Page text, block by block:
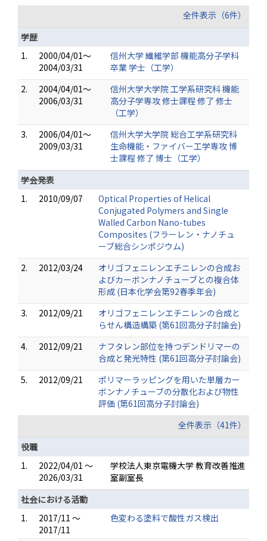
全件表示（6件）
学歴
1.
2000/04/01～
2004/03/31
信州大学 繊維学部 機能高分子学科
卒業 学士（工学）
2.
2004/04/01～
2006/03/31
信州大学大学院 工学系研究科 機能
高分子学専攻 修士課程 修了 修士
（工学）
3.
2006/04/01～
2009/03/31
信州大学大学院 総合工学系研究科
生命機能・ファイバー工学専攻 博
士課程 修了 博士（工学）
学会発表
1.
2010/09/07
Optical Properties of Helical
Conjugated Polymers and Single
Walled Carbon Nano-tubes
Composites (フラーレン・ナノチュ
ーブ総合シンポジウム)
2.
2012/03/24
オリゴフェニレンエチニレンの合成お
よびカーボンナノチューブとの複合体
形成 (日本化学会第92春季年会)
3.
2012/09/21
オリゴフェニレンエチニレンの合成と
らせん構造構築 (第61回高分子討論会)
4.
2012/09/21
ナフタレン部位を持つデンドリマーの
合成と発光特性 (第61回高分子討論会)
5.
2012/09/21
ポリマーラッピングを用いた単層カー
ボンナノチューブの分散化および物性
評価 (第61回高分子討論会)
全件表示（41件）
役職
1.
2022/04/01 ～
2026/03/31
学校法人東京電機大学 教育改善推進
室副室長
社会における活動
1.
2017/11 ～
2017/11
色変わる塗料で酸性ガス検出